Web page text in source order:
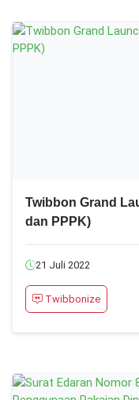
Twibbon Grand
dan PPPK)
21 Juli 2022
Twibbonize